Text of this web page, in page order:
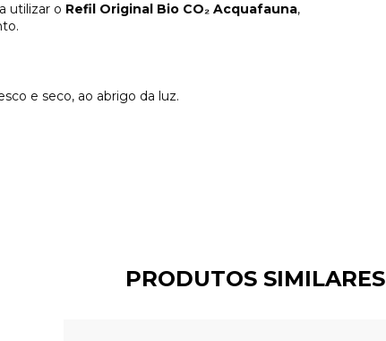
utilizar o Refil Original Bio CO₂ Acquafauna,
e seco, ao abrigo da luz.
PRODUTOS SIMILARES